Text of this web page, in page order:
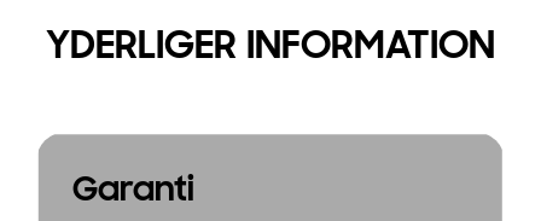
YDERLIGER INFORMATION
Garanti